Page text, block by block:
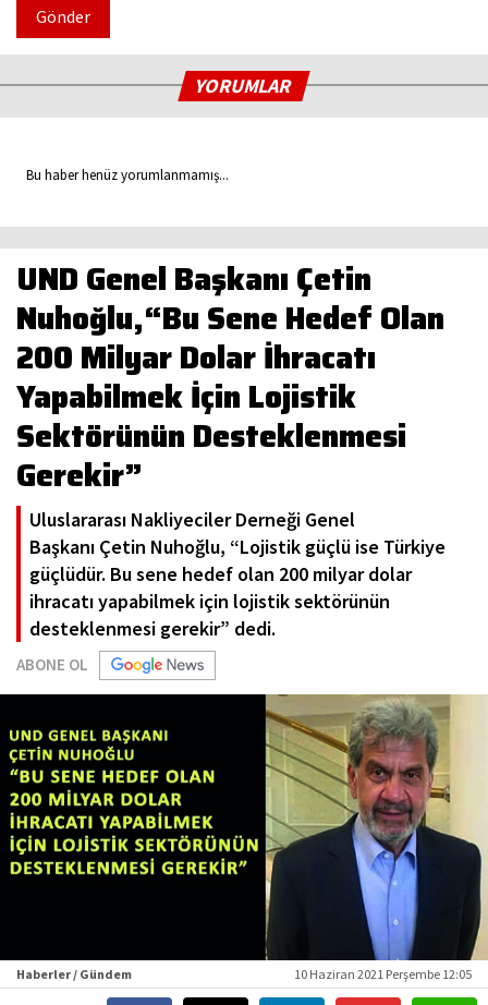
Gönder
YORUMLAR
Bu haber henüz yorumlanmamış...
UND Genel Başkanı Çetin
Nuhoğlu,“Bu Sene Hedef Olan
200 Milyar Dolar İhracatı
Yapabilmek İçin Lojistik
Sektörünün Desteklenmesi
Gerekir”
Uluslararası Nakliyeciler Derneği Genel
Başkanı Çetin Nuhoğlu, “Lojistik güçlü ise Türkiye
güçlüdür. Bu sene hedef olan 200 milyar dolar
ihracatı yapabilmek için lojistik sektörünün
desteklenmesi gerekir” dedi.
ABONE OL
Haberler / Gündem 10 Haziran 2021 Perşembe 12:05